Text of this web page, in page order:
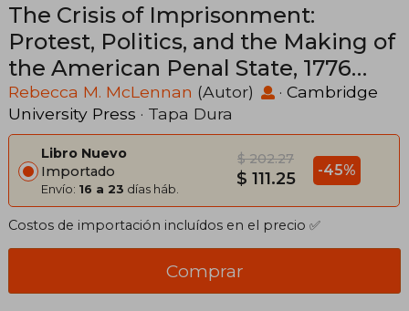
The Crisis of Imprisonment:
Protest, Politics, and the Making of
the American Penal State, 1776
1941: 0 (Cambridge Historical
Studies in American law and
Society) (en Inglés)
Rebecca M. McLennan (Autor) · Cambridge
University Press · Tapa Dura
Libro Nuevo
Importado
Envío: 16 a 23 días háb.
$ 202.27
$ 111.25 -45%
Costos de importación incluídos en el precio ✅
Comprar